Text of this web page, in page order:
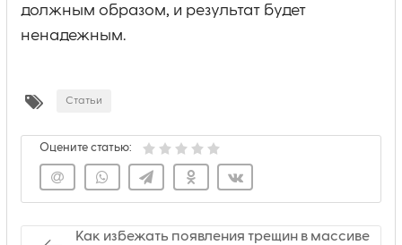
должным образом, и результат будет
ненадежным.
Статьи
Оцените статью:
Как избежать появления трещин в массиве